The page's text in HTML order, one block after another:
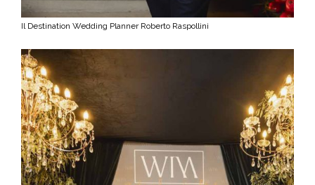
Il Destination Wedding Planner Roberto Raspollini